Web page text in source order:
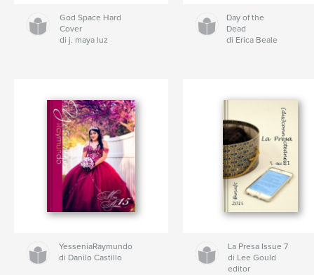
God Space Hard
Cover
di j. maya luz
Day of the
Dead
di Erica Beale
YesseniaRaymundo
di Danilo Castillo
La Presa Issue 7
di Lee Gould
editor